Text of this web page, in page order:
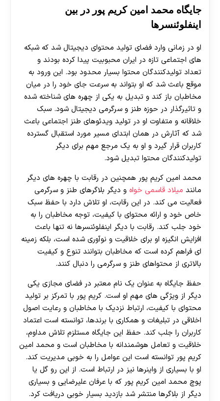
هات بت
جایگاه محمد امین کریم‌ پور در بین
اینفلوئنسرها
او در زمانی وارد فضای تولید محتوای دیجیتال شد که شبکه
های اجتماعی تازه در ایران محبوبیت پیدا کرده بودند و
تعداد تولیدکنندگان محتوا بسیار محدود بود. این ورود به
موقع باعث شد که او بتواند به سرعت جای خود را در میان
مخاطبان باز کند و تبدیل به یکی از چهره های شناخته شده
و تاثیرگذار در حوزه طنز و سرگرمی دیجیتال شود. سبک
خلاقانه و متفاوت او در تولید ویدئوهای طنز اجتماعی باعث
شد که آثارش در همان ابتدای مسیر مورد استقبال گسترده
کاربران قرار گیرد و او به یک مرجع مهم برای دیگر
تولیدکنندگان محتوا تبدیل شود.
محمد امین کریم پور همچنین در رقابت با چهره های دیگر
مانند میلاد قاسمی خواه و دیگر بلاگرهای طنز و سرگرمی
فعالیت می‌ کند. در این رقابت، او تلاش دارد با حفظ سبک
خاص خود و ارائه محتوای با کیفیت، توجه مخاطبان را به
خود جلب کند. رقابت با دیگر اینفلوئنسرها نه تنها باعث
افزایش انگیزه او برای خلاقیت و نوآوری شده است، بلکه زمینه
ای فراهم کرده است که مخاطبان بتوانند تنوع و کیفیت
بالاتری از محتواهای طنز و سرگرمی را دنبال کنند.
حفظ جایگاه به عنوان یک نام معتبر در فضای مجازی یکی
دیگر از ویژگی های مهم او است. کریم پور با تمرکز بر تولید
محتوای با کیفیت، ارتباط نزدیک با مخاطبان و رعایت اصول
اخلاقی در تبلیغات و همکاری با برندها، توانسته است اعتماد
کاربران را جلب کند. حفظ این جایگاه مستلزم تلاش مداوم،
خلاقیت و تعامل هوشمندانه با مخاطبان است و محمد امین
کریم پور توانسته است این عوامل را به خوبی مدیریت کند.
او با بسیاری از واینرها نیز در ارتباط است. از این رو گل یا
پوچ محمد امین کریم پور که با عرفان علیرضایی و بسیاری
دیگر از بلاگرها منتشر شد بازدید بسیار خوبی دریافت کرد.